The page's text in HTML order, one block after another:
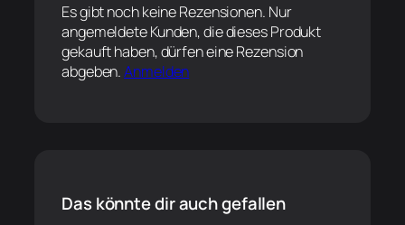
Es gibt noch keine Rezensionen. Nur
angemeldete Kunden, die dieses Produkt
gekauft haben, dürfen eine Rezension
abgeben.Anmelden
Das könnte dir auch gefallen